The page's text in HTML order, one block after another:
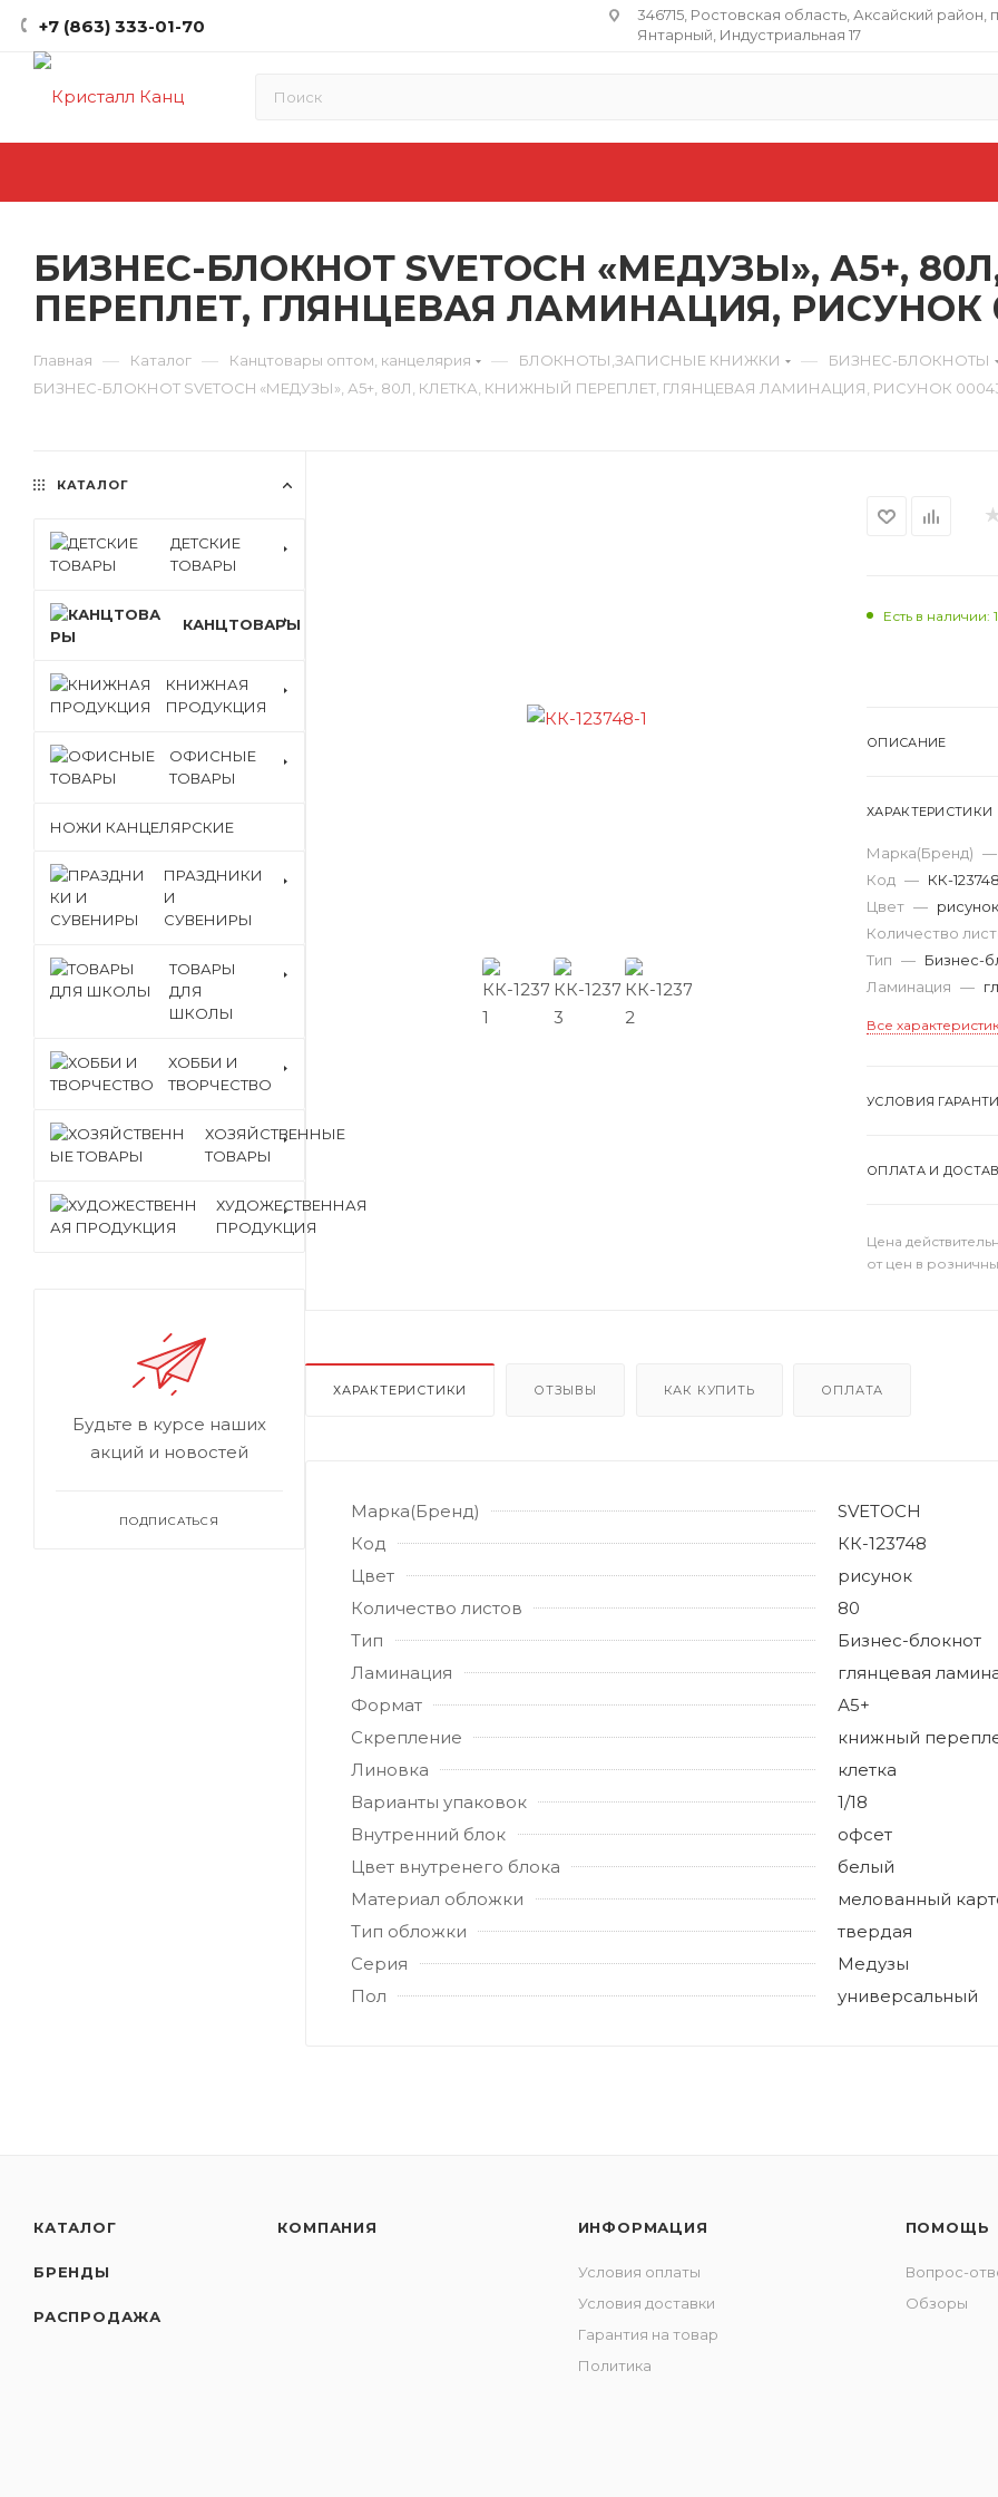
+7 (863) 333-01-70
346715, Ростовская область​, Аксайский район,
Янтарный, Индустриальная 17
БИЗНЕС-БЛОКНОТ SVETOCH «МЕДУЗЫ», А5+,
ПЕРЕПЛЕТ, ГЛЯНЦЕВАЯ ЛАМИНАЦИЯ, РИСУНОК
Главная — Каталог — Канцтовары оптом, канцелярия — БЛОКНОТЫ,ЗАПИСНЫЕ КНИЖКИ — БИЗНЕС-БЛОКНОТЫ
БИЗНЕС-БЛОКНОТ SVETOCH «МЕДУЗЫ», А5+, 80Л, КЛЕТКА, КНИЖНЫЙ ПЕРЕПЛЕТ, ГЛЯНЦЕВАЯ ЛАМИНАЦИЯ, РИСУНОК
Есть в наличии:
ОПИСАНИЕ
ХАРАКТЕРИСТИКИ
Марка(Бренд) —
Код — КК-123748
Цвет — рисунок
Количество
Тип — Бизнес-
Ламинация —
Все
УСЛОВИЯ
ОПЛАТА И
Цена
от цен в
ХАРАКТЕРИСТИКИ ОТЗЫВЫ КАК КУПИТЬ ОПЛАТА
Марка(Бренд)
SVETOCH
Код
КК-123748
Цвет
рисунок
Количество листов
80
Тип
Бизнес-блокнот
Ламинация
глянцевая
Формат
А5+
Скрепление
книжный
Линовка
клетка
Варианты упаковок
1/18
Внутренний блок
офсет
Цвет внутренего блока
белый
Материал обложки
мелованный
Тип обложки
твердая
Серия
Медузы
Пол
универсальный
КАТАЛОГ
ДЕТСКИЕ
ТОВАРЫ
КАНЦТОВАРЫ
КНИЖНАЯ
ПРОДУКЦИЯ
ОФИСНЫЕ
ТОВАРЫ
НОЖИ КАНЦЕЛЯРСКИЕ
ПРАЗДНИКИ
И
СУВЕНИРЫ
ТОВАРЫ
ДЛЯ
ШКОЛЫ
ХОББИ И
ТВОРЧЕСТВО
ХОЗЯЙСТВЕННЫЕ
ТОВАРЫ
ХУДОЖЕСТВЕННАЯ
ПРОДУКЦИЯ
Будьте в курсе наших
акций и новостей
ПОДПИСАТЬСЯ
КАТАЛОГ
БРЕНДЫ
РАСПРОДАЖА
КОМПАНИЯ ИНФОРМАЦИЯ
Условия оплаты
Условия доставки
Гарантия на товар
Политика
ПОМОЩЬ
Вопрос-
Обзоры